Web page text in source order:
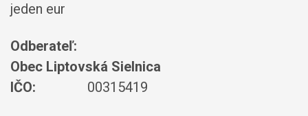
jeden eur
Odberateľ:
Obec Liptovská Sielnica
IČO:
00315419